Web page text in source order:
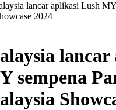
lancar aplikasi Lush MY
2024
lancar
sempena